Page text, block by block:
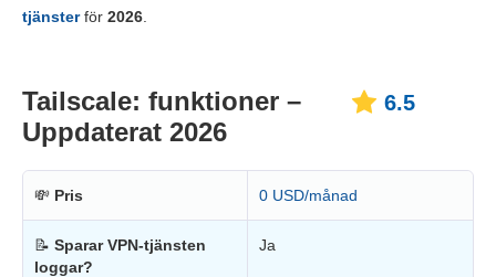
tjänsterför 2026
Tailscale: funktioner –
Uppdaterat 2026
6.5
💸 Pris 0 USD/månad
📝 Sparar VPN-tjänsten
loggar?
Ja